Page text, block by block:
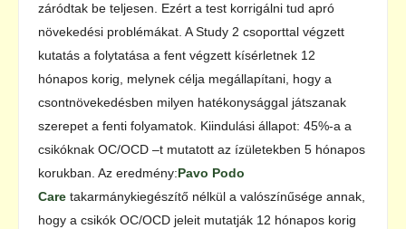
záródtak be teljesen. Ezért a test korrigálni tud apró
növekedési problémákat. A Study 2 csoporttal végzett
kutatás a folytatása a fent végzett kísérletnek 12
hónapos korig, melynek célja megállapítani, hogy a
csontnövekedésben milyen hatékonysággal játszanak
szerepet a fenti folyamatok. Kiindulási állapot: 45%-a a
csikóknak OC/OCD –t mutatott az ízületekben 5 hónapos
korukban. Az eredmény:Pavo Podo
Care takarmánykiegészítő nélkül a valószínűsége annak,
hogy a csikók OC/OCD jeleit mutatják 12 hónapos korig